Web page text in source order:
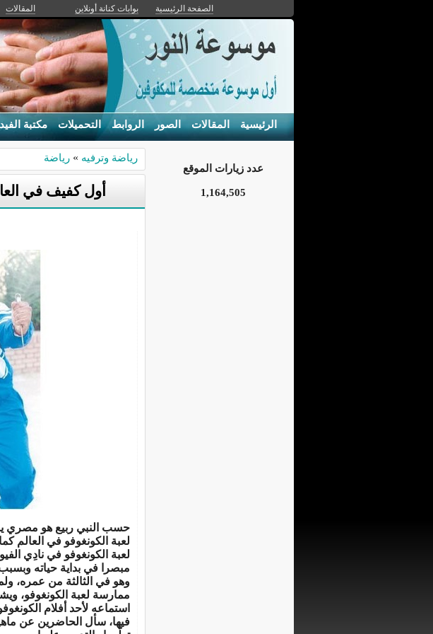
الصفحة الرئيسية بوابات كنانة أونلاين المقالات
الرئيسية المقالات الصور الروابط التحميلات مكتبة
رياضة وترفيه » رياضة
أول كفيف في
حسب النبي ربيع هو مصري يبلغ 34 عاما
لعبة الكونغوفو في العالم
لعبة الكونغوفو في نادِي
مبصرا في بداية حياته
وهو في الثالثة من عمره،
ممارسة لعبة الكونغوفو،
استماعه لأحد أفلام
فيها، سأل الحاضرين عن
عدد زيارات الموقع
1,164,505